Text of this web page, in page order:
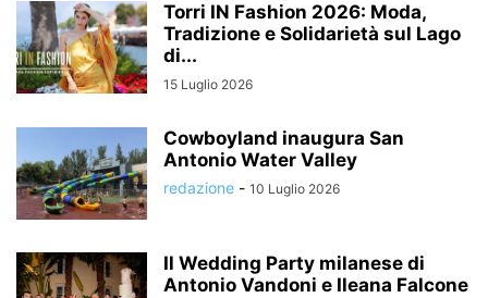
Torri IN Fashion 2026: Moda,
Tradizione e Solidarietà sul Lago
di...
15 Luglio 2026
Cowboyland inaugura San
Antonio Water Valley
redazione - 10 Luglio 2026
Il Wedding Party milanese di
Antonio Vandoni e Ileana Falcone